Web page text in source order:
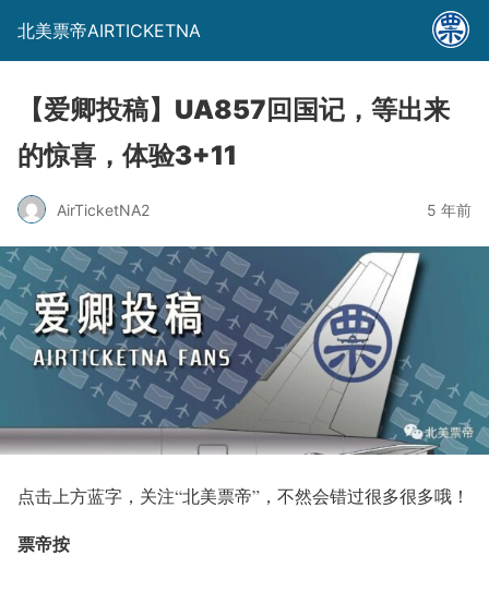
北美票帝AIRTICKETNA
【爱卿投稿】UA857回国记，等出来
的惊喜，体验3+11
AirTicketNA2 5 年前
点击上方蓝字，关注“北美票帝” ，不然会错过很多很多哦！
票帝按